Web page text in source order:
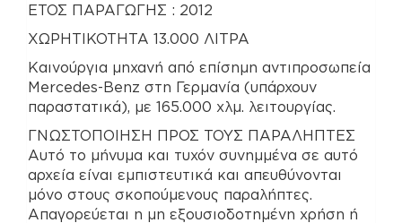
EΤΟΣ ΠΑΡΑΓΩΓΗΣ : 2012
ΧΩΡΗΤΙΚΟΤΗΤΑ 13.000 ΛΙΤΡΑ
Καινούργια μηχανή από επίσημη αντιπροσωπεία
Mercedes-Benz στη Γερμανία (υπάρχουν
παραστατικά), με 165.000 χλμ. λειτουργίας.
ΓΝΩΣΤΟΠΟΙΗΣΗ ΠΡΟΣ ΤΟΥΣ ΠΑΡΑΛΗΠΤΕΣ
Αυτό το μήνυμα και τυχόν συνημμένα σε αυτό
αρχεία είναι εμπιστευτικά και απευθύνονται
μόνο στους σκοπούμενους παραλήπτες.
Απαγορεύεται η μη εξουσιοδοτημένη χρήση ή